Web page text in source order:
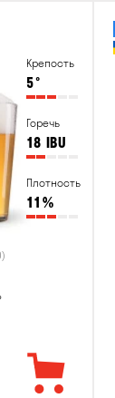
Крепость
5°
Горечь
18 IBU
Плотность
11 %